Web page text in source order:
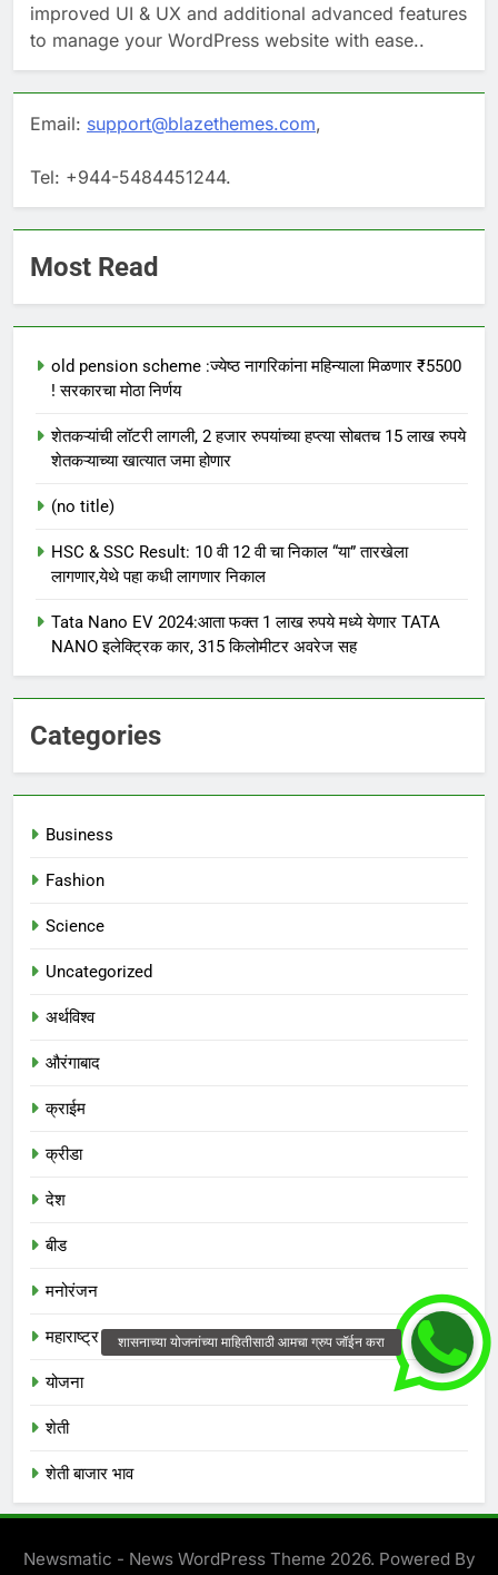
improved UI & UX and additional advanced features
to manage your WordPress website with ease..
Email: support@blazethemes.com,
Tel: +944-5484451244.
Most Read
old pension scheme :ज्येष्ठ नागरिकांना महिन्याला मिळणार ₹5500
! सरकारचा मोठा निर्णय
शेतकऱ्यांची लॉटरी लागली, 2 हजार रुपयांच्या हप्त्या सोबतच 15 लाख रुपये
शेतकऱ्याच्या खात्यात जमा होणार
(no title)
HSC & SSC Result: 10 वी 12 वी चा निकाल “या” तारखेला
लागणार,येथे पहा कधी लागणार निकाल
Tata Nano EV 2024:आता फक्त 1 लाख रुपये मध्ये येणार TATA
NANO इलेक्ट्रिक कार, 315 किलोमीटर अवरेज सह
Categories
Business
Fashion
Science
Uncategorized
अर्थविश्व
औरंगाबाद
क्राईम
क्रीडा
देश
बीड
मनोरंजन
महाराष्ट्र
योजना
शेती
शेती बाजार भाव
Newsmatic - News WordPress Theme 2026. Powered By